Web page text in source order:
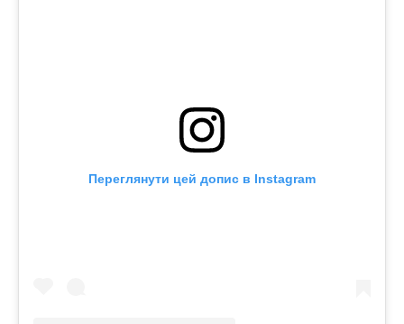
Переглянути цей допис в Instagram